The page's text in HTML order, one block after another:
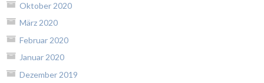
Oktober 2020
März 2020
Februar 2020
Januar 2020
Dezember 2019